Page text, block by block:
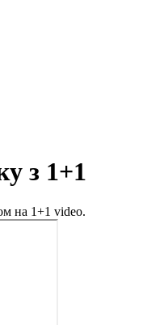
з 1+1
на 1+1 video.